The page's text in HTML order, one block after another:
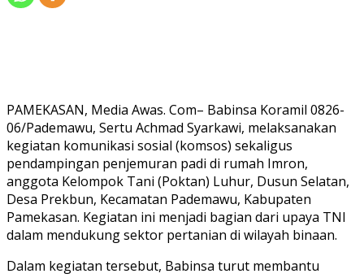
PAMEKASAN, Media Awas. Com– Babinsa Koramil 0826-
06/Pademawu, Sertu Achmad Syarkawi, melaksanakan
kegiatan komunikasi sosial (komsos) sekaligus
pendampingan penjemuran padi di rumah Imron,
anggota Kelompok Tani (Poktan) Luhur, Dusun Selatan,
Desa Prekbun, Kecamatan Pademawu, Kabupaten
Pamekasan. Kegiatan ini menjadi bagian dari upaya TNI
dalam mendukung sektor pertanian di wilayah binaan.
Dalam kegiatan tersebut, Babinsa turut membantu